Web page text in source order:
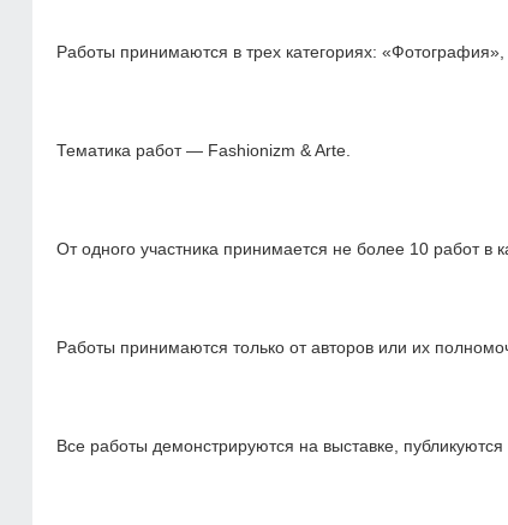
Работы принимаются в трех категориях:
Тематика работ ― Fashionizm & Arte.
От одного участника принимается не более 10 работ в
Работы принимаются только от авторов или их
Все работы демонстрируются на выставке,